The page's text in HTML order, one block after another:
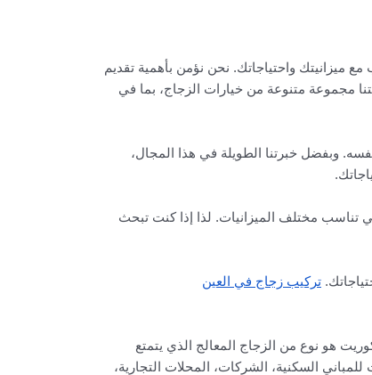
ميزانيتك واحتياجاتك. نحن نؤمن بأهمية تقديم
مجموعة متنوعة من خيارات الزجاج، بما في
وبفضل خبرتنا الطويلة في هذا المجال،
تناسب مختلف الميزانيات. لذا إذا كنت تبحث
تركيب زجاج في العين
هو نوع من الزجاج المعالج الذي يتمتع
السكنية، الشركات، المحلات التجارية،